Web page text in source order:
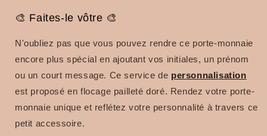
🎨 Faites-le vôtre 🎨
N'oubliez pas que vous pouvez rendre ce porte-monnaie
encore plus spécial en ajoutant vos initiales, un prénom
ou un court message. Ce service de personnalisation
est proposé en flocage pailleté doré. Rendez votre porte-
monnaie unique et reflétez votre personnalité à travers ce
petit accessoire.